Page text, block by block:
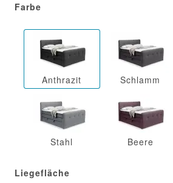
Farbe
Anthrazit Schlamm
Stahl Beere
Liegefläche